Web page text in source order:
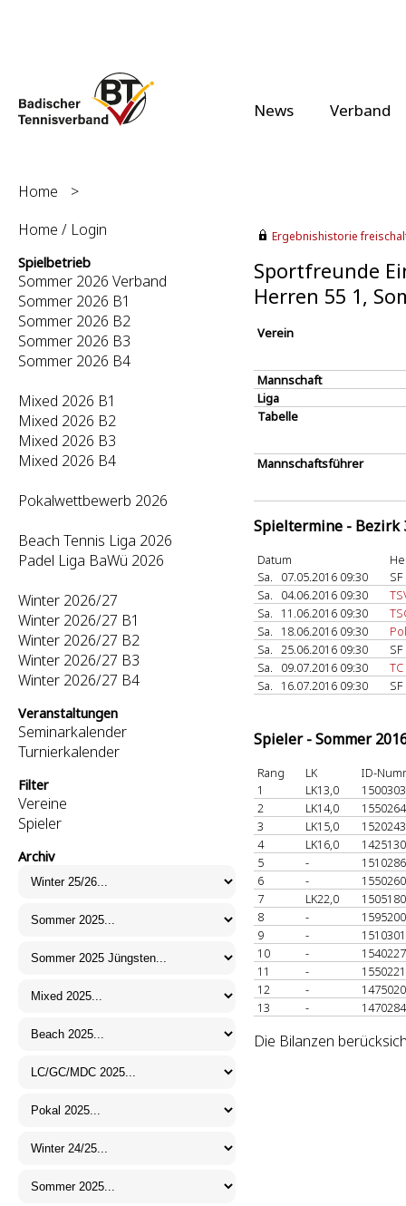
News Verband
Home
>
Home / Login
Spielbetrieb
Sommer 2026 Verband
Sommer 2026 B1
Sommer 2026 B2
Sommer 2026 B3
Sommer 2026 B4
Mixed 2026 B1
Mixed 2026 B2
Mixed 2026 B3
Mixed 2026 B4
Pokalwettbewerb 2026
Beach Tennis Liga 2026
Padel Liga BaWü 2026
Winter 2026/27
Winter 2026/27 B1
Winter 2026/27 B2
Winter 2026/27 B3
Winter 2026/27 B4
Veranstaltungen
Seminarkalender
Turnierkalender
Filter
Vereine
Spieler
Archiv
Ergebnishistorie
Sportfreunde
Herren 55 1,
Verein
Mannschaft
Liga
Tabelle
Mannschaftsführer
Spieltermine - Bezirk
Datum
Sa.
07.05.2016 09:30
Sa.
04.06.2016 09:30
Sa.
11.06.2016 09:30
Sa.
18.06.2016 09:30
Sa. 25.06.2016 09:30
Sa.
09.07.2016 09:30
Sa.
16.07.2016 09:30
Spieler - Sommer
Rang LK
ID-
1
LK13,0
2
LK14,0
3
LK15,0
4
LK16,0
5
-
6
-
7
LK22,0
8
-
9
-
10
-
11
-
12
-
13
-
Die Bilanzen